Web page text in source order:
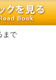
まで